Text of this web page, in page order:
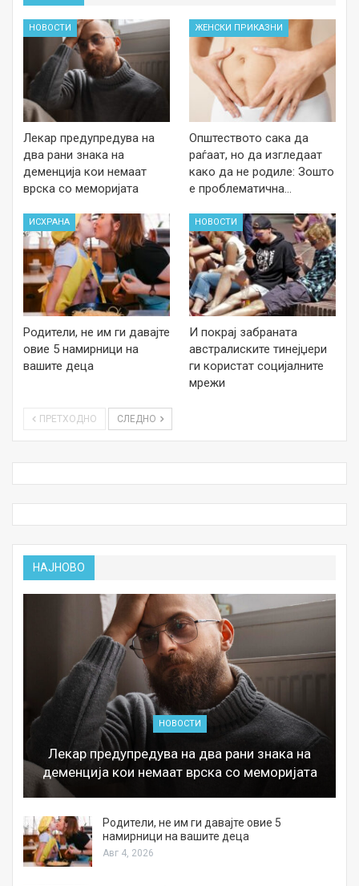
НОВОСТИ
Лекар предупредува на
два рани знака на
деменција кои немаат
врска со меморијата
ЖЕНСКИ ПРИКАЗНИ
Општеството сака да
раѓаат, но да изгледаат
како да не родиле: Зошто
е проблематична…
ИСХРАНА
Родители, не им ги давајте
овие 5 намирници на
вашите деца
НОВОСТИ
И покрај забраната
австралиските тинејџери
ги користат социјалните
мрежи
ПРЕТХОДНО СЛЕДНО
НАЈНОВО
НОВОСТИ
Лекар предупредува на два рани знака на
деменција кои немаат врска со меморијата
Родители, не им ги давајте овие 5
намирници на вашите деца
Авг 4, 2026